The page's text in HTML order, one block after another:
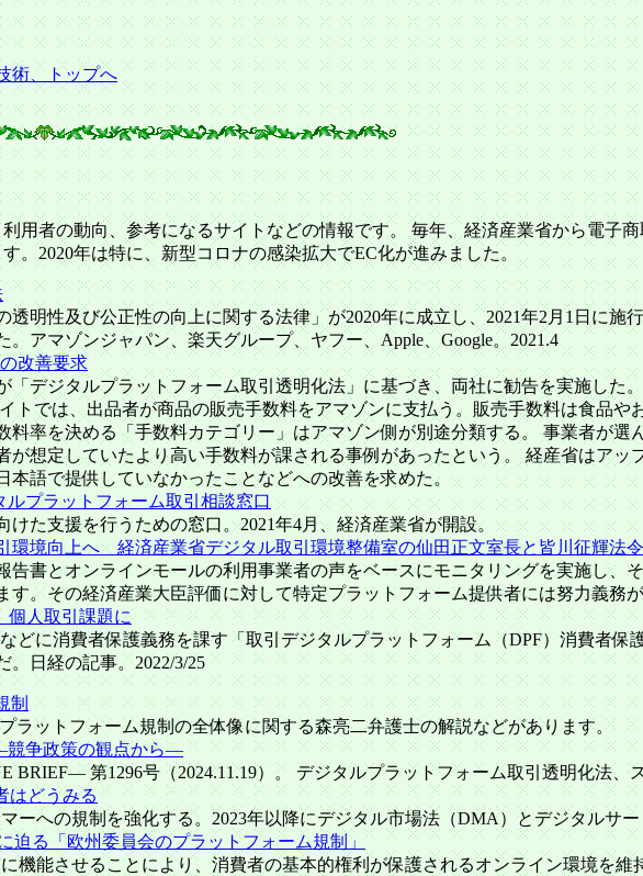
術、トップへ
用者の動向、参考になるサイトなどの情報です。 毎年、経済産業省から電子
。2020年は特に、新型コロナの感染拡大でEC化が進みました。
透明性及び公正性の向上に関する法律」が2020年に成立し、2021年2月1日に施
。アマゾンジャパン、楽天グループ、ヤフー、Apple、Google。2021.4
改善要求
「デジタルプラットフォーム取引透明化法」に基づき、両社に勧告を実施した
トでは、出品者が商品の販売手数料をアマゾンに支払う。販売手数料は食品
料率を決める「手数料カテゴリー」はアマゾン側が別途分類する。 事業者が
が想定していたより高い手数料が課される事例があったという。 経産省はア
語で提供していなかったことなどへの改善を求めた。
プラットフォーム取引相談窓口
た支援を行うための窓口。2021年4月、経済産業省が開設。
環境向上へ 経済産業省デジタル取引環境整備室の仙田正文室長と皆川征輝法
告書とオンラインモールの利用事業者の声をベースにモニタリングを実施し、
す。その経済産業大臣評価に対して特定プラットフォーム提供者には努力義務
人取引課題に
どに消費者保護義務を課す「取引デジタルプラットフォーム（DPF）消費者
日経の記事。2022/3/25
制
ラットフォーム規制の全体像に関する森亮二弁護士の解説などがあります。
競争政策の観点から―
BRIEF― 第1296号（2024.11.19）。 デジタルプラットフォーム取引透明化法
はどうみる
ーへの規制を強化する。2023年以降にデジタル市場法（DMA）とデジタルサ
迫る「欧州委員会のプラットフォーム規制」
機能させることにより、消費者の基本的権利が保護されるオンライン環境を